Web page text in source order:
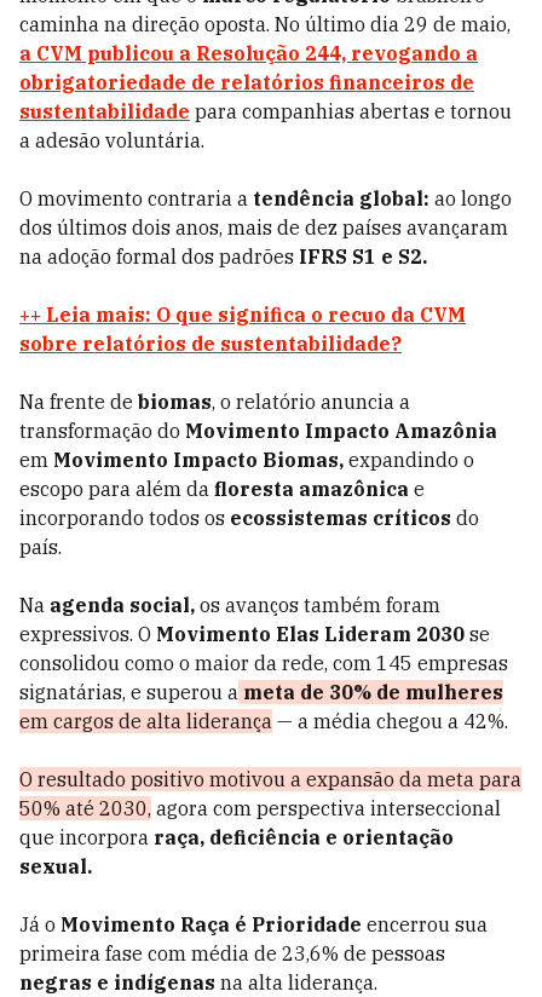
caminha na direção oposta. No último dia 29 de maio,
a CVM publicou a Resolução 244, revogando a
obrigatoriedade de relatórios financeiros de
sustentabilidade para companhias abertas e tornou
a adesão voluntária.
O movimento contraria a tendência global: ao longo
dos últimos dois anos, mais de dez países avançaram
na adoção formal dos padrões IFRS S1 e S2.
++ Leia mais: O que significa o recuo da CVM
sobre relatórios de sustentabilidade?
Na frente de biomas, o relatório anuncia a
transformação do Movimento Impacto Amazônia
em Movimento Impacto Biomas, expandindo o
escopo para além da floresta amazônica e
incorporando todos os ecossistemas críticos do
país.
Na agenda social, os avanços também foram
expressivos. O Movimento Elas Lideram 2030 se
consolidou como o maior da rede, com 145 empresas
signatárias, e superou a meta de 30% de mulheres
em cargos de alta liderança — a média chegou a 42%.
O resultado positivo motivou a expansão da meta para
50% até 2030, agora com perspectiva interseccional
que incorpora raça, deficiência e orientação
sexual.
Já o Movimento Raça é Prioridade encerrou sua
primeira fase com média de 23,6% de pessoas
negras e indígenas na alta liderança.